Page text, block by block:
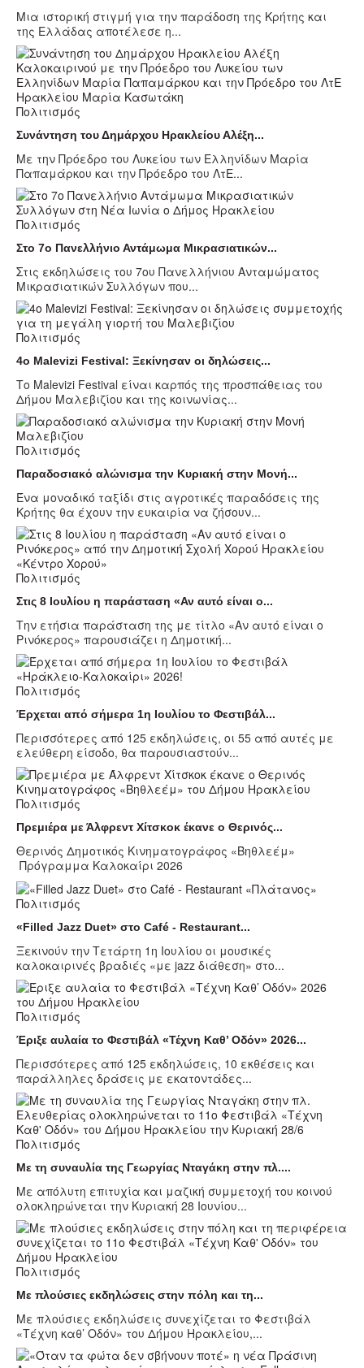
Μια ιστορική στιγμή για την παράδοση της Κρήτης και
της Ελλάδας αποτέλεσε η...
Πολιτισμός
Συνάντηση του Δημάρχου Ηρακλείου Αλέξη...
Με την Πρόεδρο του Λυκείου των Ελληνίδων Μαρία
Παπαμάρκου και την Πρόεδρο του ΛτΕ...
Πολιτισμός
Στο 7ο Πανελλήνιο Αντάμωμα Μικρασιατικών...
Στις εκδηλώσεις του 7ου Πανελλήνιου Ανταμώματος
Μικρασιατικών Συλλόγων που...
Πολιτισμός
4ο Malevizi Festival: Ξεκίνησαν οι δηλώσεις...
Το Malevizi Festival είναι καρπός της προσπάθειας του
Δήμου Μαλεβιζίου και της κοινωνίας...
Πολιτισμός
Παραδοσιακό αλώνισμα την Κυριακή στην Μονή...
Ένα μοναδικό ταξίδι στις αγροτικές παραδόσεις της
Κρήτης θα έχουν την ευκαιρία να ζήσουν...
Πολιτισμός
Στις 8 Ιουλίου η παράσταση «Αν αυτό είναι ο...
Την ετήσια παράσταση της με τίτλο «Αν αυτό είναι ο
Ρινόκερος» παρουσιάζει η Δημοτική...
Πολιτισμός
Έρχεται από σήμερα 1η Ιουλίου το Φεστιβάλ...
Περισσότερες από 125 εκδηλώσεις, οι 55 από αυτές με
ελεύθερη είσοδο, θα παρουσιαστούν...
Πολιτισμός
Πρεμιέρα με Άλφρεντ Χίτσκοκ έκανε ο Θερινός...
Θερινός Δημοτικός Κινηματογράφος «Βηθλεέμ»
Πρόγραμμα Καλοκαίρι 2026
Πολιτισμός
«Filled Jazz Duet» στο Café - Restaurant...
Ξεκινούν την Τετάρτη 1η Ιουλίου οι μουσικές
καλοκαιρινές βραδιές «με jazz διάθεση» στο...
Πολιτισμός
Έριξε αυλαία το Φεστιβάλ «Τέχνη Καθ’ Οδόν» 2026...
Περισσότερες από 125 εκδηλώσεις, 10 εκθέσεις και
παράλληλες δράσεις με εκατοντάδες...
Πολιτισμός
Με τη συναυλία της Γεωργίας Νταγάκη στην πλ....
Με απόλυτη επιτυχία και μαζική συμμετοχή του κοινού
ολοκληρώνεται την Κυριακή 28 Ιουνίου...
Πολιτισμός
Με πλούσιες εκδηλώσεις στην πόλη και τη...
Με πλούσιες εκδηλώσεις συνεχίζεται το Φεστιβάλ
«Τέχνη καθ’ Οδόν» του Δήμου Ηρακλείου,...